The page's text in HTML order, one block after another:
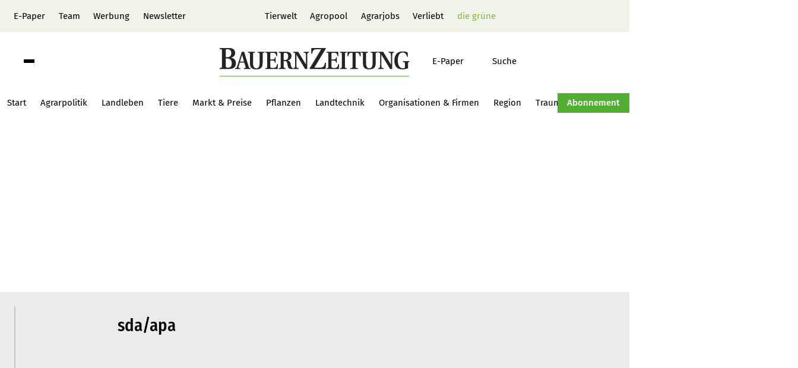
E-Paper Team Werbung Newsletter Tierwelt Agropool Agrarjobs Verliebt die grüne
E-Paper Suche
Start Agrarpolitik Landleben Tiere Markt & Preise Pflanzen Landtechnik Organisationen & Firmen Region Traumtraktor Hof-Management
Abonnement
sda/apa